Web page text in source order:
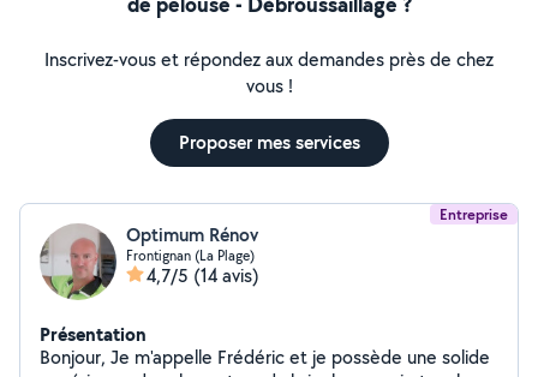
Inscrivez-vous et répondez aux demandes près de chez
vous !
Proposer mes services
Entreprise
Optimum Rénov
Frontignan (La Plage)
4,7/5 (14 avis)
Présentation
Bonjour, Je m'appelle Frédéric et je possède une solide